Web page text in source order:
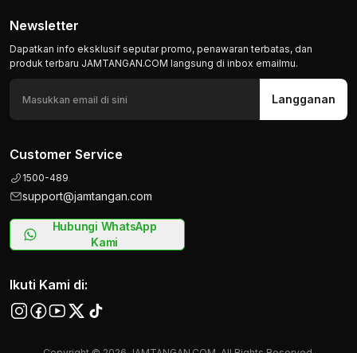
Newsletter
Dapatkan info eksklusif seputar promo, penawaran terbatas, dan
produk terbaru JAMTANGAN.COM langsung di inbox emailmu.
Langganan
Customer Service
1500-489
support@jamtangan.com
Hubungi WhatsApp
Kami
Ikuti Kami di: